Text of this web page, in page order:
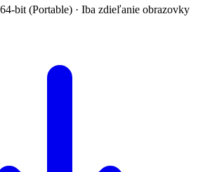
bit (Portable) · Iba zdieľanie obrazovky